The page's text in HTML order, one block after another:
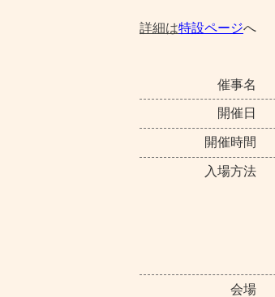
詳細は特設ページへ
催事名
開催日
開催時間
入場方法
会場